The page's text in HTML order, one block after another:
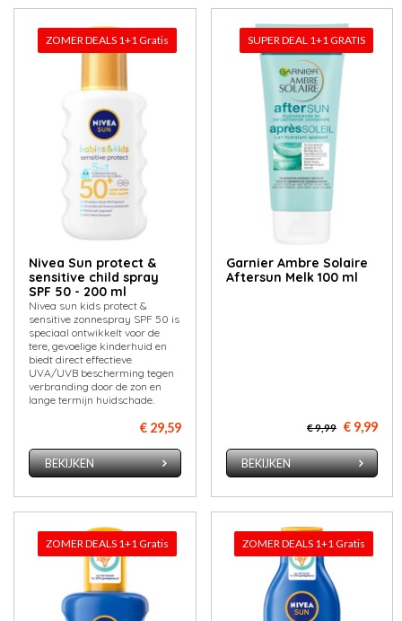
ZOMER DEALS 1+1 Gratis
Nivea Sun protect &
sensitive child spray
SPF 50 - 200 ml
Nivea sun kids protect &
sensitive zonnespray SPF 50 is
speciaal ontwikkelt voor de
tere, gevoelige kinderhuid en
biedt direct effectieve
UVA/UVB bescherming tegen
verbranding door de zon en
lange termijn huidschade.
€ 29,59
BEKIJKEN
SUPER DEAL 1+1 GRATIS
Garnier Ambre Solaire
Aftersun Melk 100 ml
€ 9,99 € 9,99
BEKIJKEN
ZOMER DEALS 1+1 Gratis ZOMER DEALS 1+1 Gratis